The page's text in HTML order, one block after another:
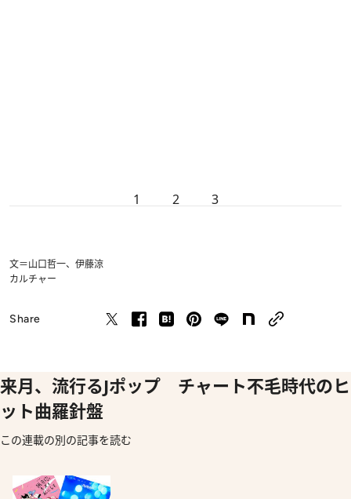
1 2 3
文＝山口哲一、伊藤涼
カルチャー
Share
来月、流行るJポップ チャート不毛時代のヒ
ット曲羅針盤
この連載の別の記事を読む